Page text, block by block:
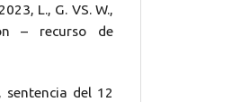
L., G. VS. W.,
– recurso de
sentencia del 12